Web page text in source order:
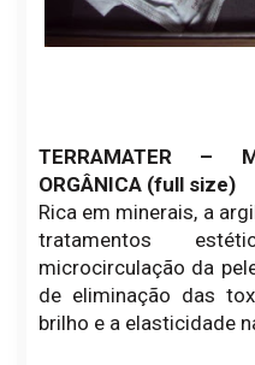
TERRAMATER –
ORGÂNICA (full size)
Rica em minerais, a
tratamentos
microcirculação da
de eliminação das
brilho e a elasticidade